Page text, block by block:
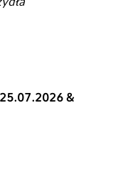
&